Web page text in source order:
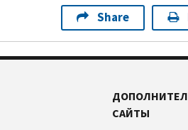
Share
САЙТЫ